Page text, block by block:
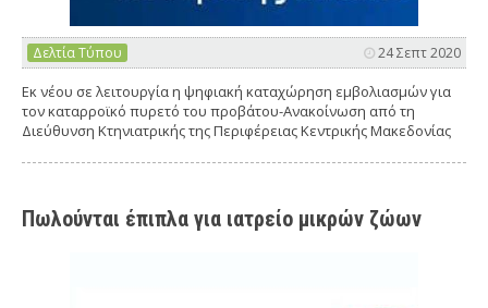
Δελτία Τύπου 24 Σεπτ 2020
Εκ νέου σε λειτουργία η ψηφιακή καταχώρηση εμβολιασμών για
τον καταρροϊκό πυρετό του προβάτου-Ανακοίνωση από τη
Διεύθυνση Κτηνιατρικής της Περιφέρειας Κεντρικής Μακεδονίας
Πωλούνται έπιπλα για ιατρείο μικρών ζώων